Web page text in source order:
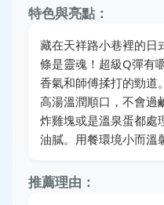
特色與亮點：
藏在天祥路小巷裡的日
條是靈魂！超級Q彈有
香氣和師傅揉打的勁道
高湯溫潤順口，不會過
炸雞塊或是溫泉蛋都處
油膩。用餐環境小而溫
推薦理由：